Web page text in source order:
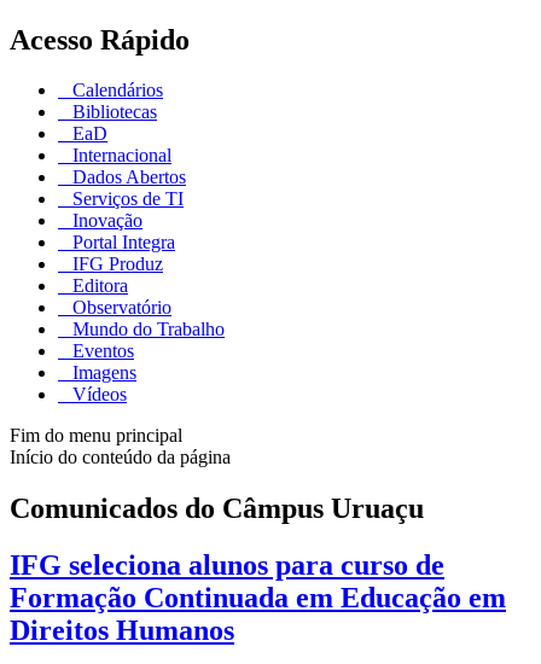
Acesso Rápido
Calendários
Bibliotecas
EaD
Internacional
Dados Abertos
Serviços de TI
Inovação
Portal Integra
IFG Produz
Editora
Observatório
Mundo do Trabalho
Eventos
Imagens
Vídeos
Fim do menu principal
Início do conteúdo da página
Comunicados do Câmpus Uruaçu
IFG seleciona alunos para curso de
Formação Continuada em Educação em
Direitos Humanos